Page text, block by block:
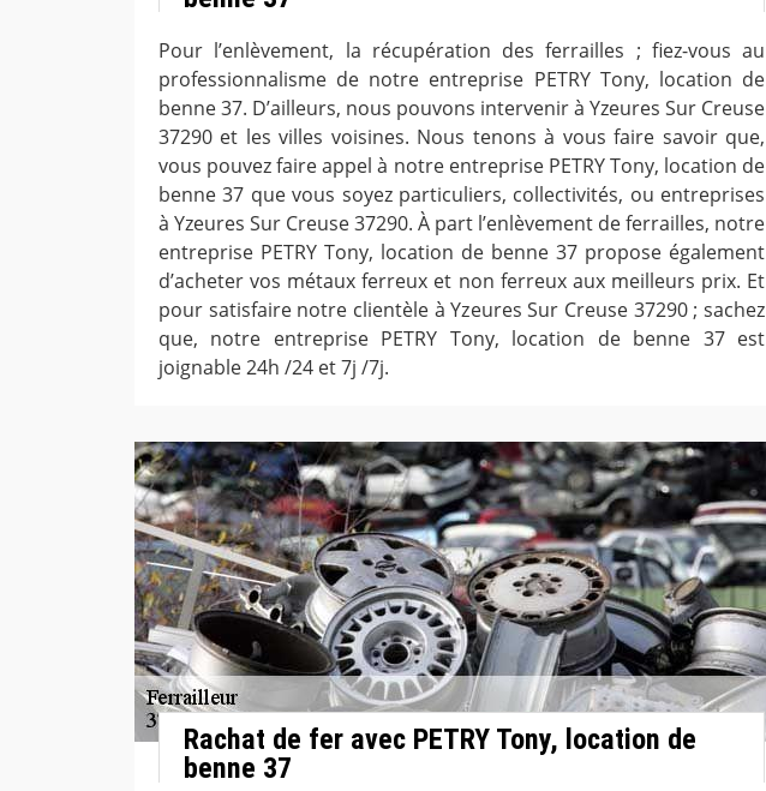
Pour l’enlèvement, la récupération des ferrailles ; fiez-vous au
professionnalisme de notre entreprise PETRY Tony, location de
benne 37. D’ailleurs, nous pouvons intervenir à Yzeures Sur Creuse
37290 et les villes voisines. Nous tenons à vous faire savoir que,
vous pouvez faire appel à notre entreprise PETRY Tony, location de
benne 37 que vous soyez particuliers, collectivités, ou entreprises
à Yzeures Sur Creuse 37290. À part l’enlèvement de ferrailles, notre
entreprise PETRY Tony, location de benne 37 propose également
d’acheter vos métaux ferreux et non ferreux aux meilleurs prix. Et
pour satisfaire notre clientèle à Yzeures Sur Creuse 37290 ; sachez
que, notre entreprise PETRY Tony, location de benne 37 est
joignable 24h /24 et 7j /7j.
Rachat de fer avec PETRY Tony, location de
benne 37